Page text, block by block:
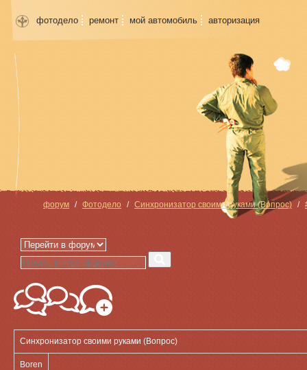
фотодело ремонт мой автомобиль авторизация
форум Фотодело Синхронизатор своими руками (Вопрос)
Синхронизатор своими руками (Вопрос)
Boren